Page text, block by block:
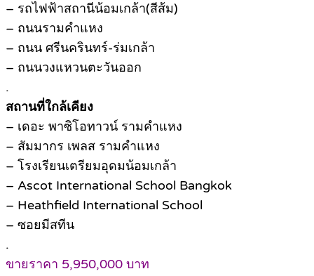
– รถไฟฟ้าสถานีน้อมเกล้า(สีส้ม)
– ถนนรามคำแหง
– ถนน ศรีนครินทร์-ร่มเกล้า
– ถนนวงแหวนตะวันออก
.
สถานที่ใกล้เคียง
– เดอะ พาซิโอทาวน์ รามคำแหง
– สัมมากร เพลส รามคำแหง
– โรงเรียนเตรียมอุดมน้อมเกล้า
– Ascot International School Bangkok
– Heathfield International School
– ซอยมีสทีน
.
ขายราคา 5,950,000 บาท